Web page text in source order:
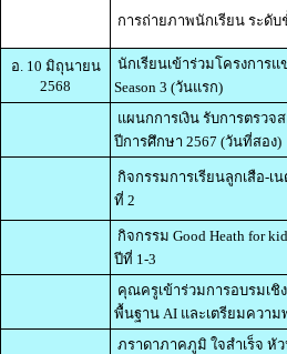
การถ่ายภาพนักเรียน ระดั
อ. 10 มิถุนายน
2568
นักเรียนเข้าร่วมโครงการแ
Season 3 (วันแรก)
แผนกการเงิน รับการตรว
ปีการศึกษา 2567 (วันที่สอง)
กิจกรรมการเรียนลูกเสือ-
ที่ 2
กิจกรรม Good Heath for
ปีที่ 1-3
คุณครูเข้าร่วมการอบรมเชิ
พื้นฐาน AI และเตรียมควา
ภราดาภาคภูมิ ใจสำเร็จ หั